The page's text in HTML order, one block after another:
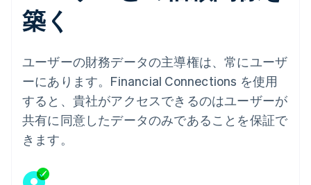
築く
ユーザーの財務データの主導権は、常にユーザ
ーにあります。Financial Connections を使用
すると、貴社がアクセスできるのはユーザーが
共有に同意したデータのみであることを保証で
きます。